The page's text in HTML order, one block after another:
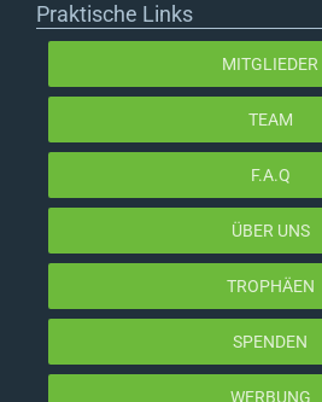
Praktische Links
MITGLIEDER
TEAM
F.A.Q
ÜBER UNS
TROPHÄEN
SPENDEN
WERBUNG